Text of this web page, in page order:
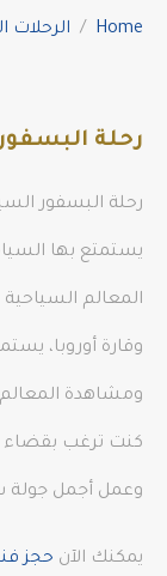
Home الرحلات
رحلة
رحلة البسفور
يستمتع بها
المعالم
وقارة أوروبا،
ومشاهدة المعالم
كنت ترغب بقضاء
وعمل أجمل جولة
يمكنك الآن حجز